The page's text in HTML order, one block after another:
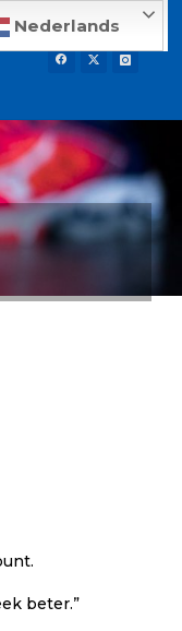
Nederlands
beter.”